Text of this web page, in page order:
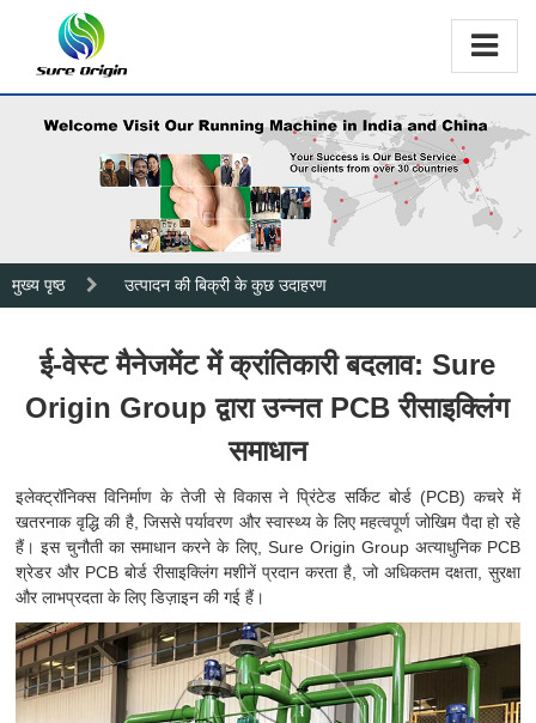
मुख्य पृष्ठ उत्पादन की बिक्री के कुछ उदाहरण
ई-वेस्ट मैनेजमेंट में क्रांतिकारी बदलाव: Sure
Origin Group द्वारा उन्नत PCB रीसाइक्लिंग
समाधान
इलेक्ट्रॉनिक्स विनिर्माण के तेजी से विकास ने प्रिंटेड सर्किट बोर्ड (PCB) कचरे में
खतरनाक वृद्धि की है, जिससे पर्यावरण और स्वास्थ्य के लिए महत्वपूर्ण जोखिम पैदा हो रहे
हैं। इस चुनौती का समाधान करने के लिए, Sure Origin Group अत्याधुनिक PCB
श्रेडर और PCB बोर्ड रीसाइक्लिंग मशीनें प्रदान करता है, जो अधिकतम दक्षता, सुरक्षा
और लाभप्रदता के लिए डिज़ाइन की गई हैं।